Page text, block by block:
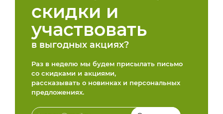
скидки и
участвовать
в выгодных акциях?
Раз в неделю мы будем присылать письмо
со скидками и акциями,
рассказывать о новинках и персональных
предложениях.